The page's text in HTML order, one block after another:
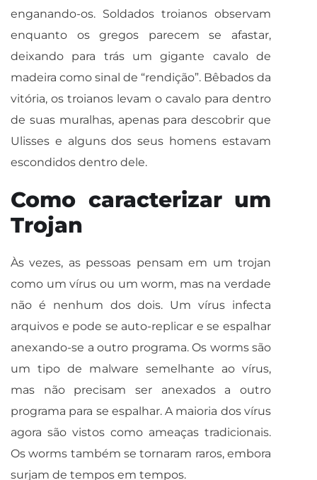
enganando-os. Soldados troianos observam
enquanto os gregos parecem se afastar,
deixando para trás um gigante cavalo de
madeira como sinal de “rendição”. Bêbados da
vitória, os troianos levam o cavalo para dentro
de suas muralhas, apenas para descobrir que
Ulisses e alguns dos seus homens estavam
escondidos dentro dele.
Como caracterizar um
Trojan
Às vezes, as pessoas pensam em um trojan
como um vírus ou um worm, mas na verdade
não é nenhum dos dois. Um vírus infecta
arquivos e pode se auto-replicar e se espalhar
anexando-se a outro programa. Os worms são
um tipo de malware semelhante ao vírus,
mas não precisam ser anexados a outro
programa para se espalhar. A maioria dos vírus
agora são vistos como ameaças tradicionais.
Os worms também se tornaram raros, embora
surjam de tempos em tempos.